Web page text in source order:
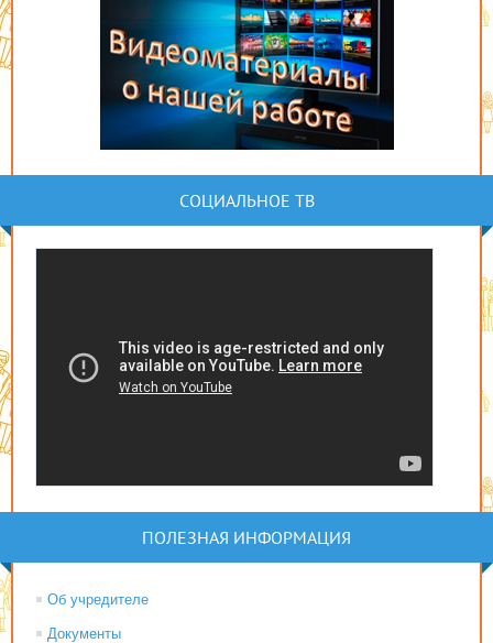
СОЦИАЛЬНОЕ ТВ
ПОЛЕЗНАЯ ИНФОРМАЦИЯ
Об учредителе
Документы